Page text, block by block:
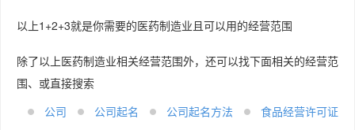
以上1+2+3就是你需要的医药制造业且可以用的经营范围
除了以上医药制造业相关经营范围外，还可以找下面相关的经营范
围、或直接搜索
公司
公司起名 公司起名方法
食品经营许可证